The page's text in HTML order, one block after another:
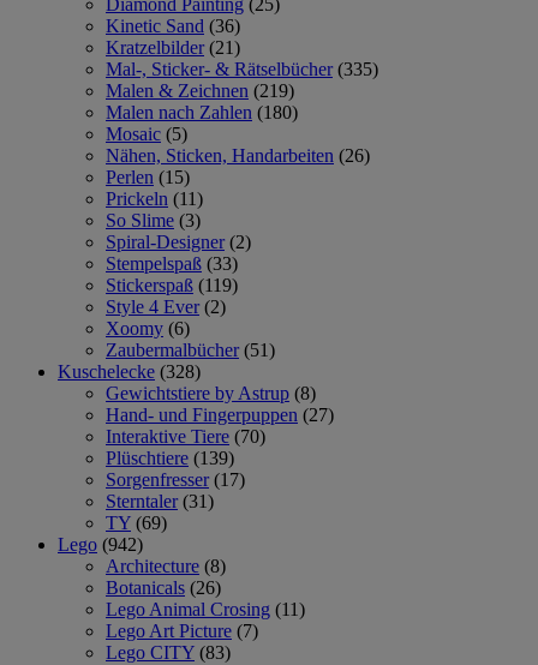
Diamond Painting (25)
Kinetic Sand (36)
Kratzelbilder (21)
Mal-, Sticker- & Rätselbücher (335)
Malen & Zeichnen (219)
Malen nach Zahlen (180)
Mosaic (5)
Nähen, Sticken, Handarbeiten (26)
Perlen (15)
Prickeln (11)
So Slime (3)
Spiral-Designer (2)
Stempelspaß (33)
Stickerspaß (119)
Style 4 Ever (2)
Xoomy (6)
Zaubermalbücher (51)
Kuschelecke (328)
Gewichtstiere by Astrup (8)
Hand- und Fingerpuppen (27)
Interaktive Tiere (70)
Plüschtiere (139)
Sorgenfresser (17)
Sterntaler (31)
TY (69)
Lego (942)
Architecture (8)
Botanicals (26)
Lego Animal Crosing (11)
Lego Art Picture (7)
Lego CITY (83)